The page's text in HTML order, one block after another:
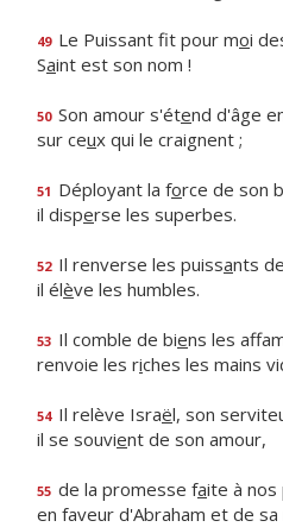
49 Le Puissant fit pour moi
Saint est son nom !
50 Son amour s'étend d'âge
sur ceux qui le craignent ;
51 Déployant la force de son
il disperse les superbes.
52 Il renverse les puissants
il élève les humbles.
53 Il comble de biens les
renvoie les riches les mains
54 Il relève Israël, son
il se souvient de son amour,
55 de la promesse faite à nos
en faveur d'Abraham et de sa